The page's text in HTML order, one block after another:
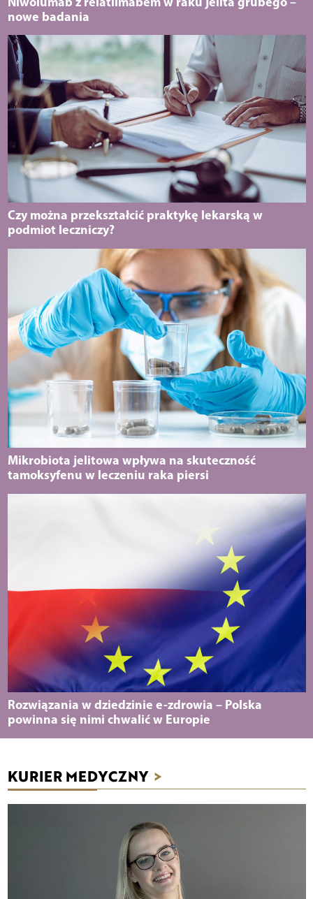
nowe badania
Czy można przekształcić praktykę lekarską w
podmiot leczniczy?
Mikrobiota jelitowa wpływa na skuteczność
tamoksyfenu w leczeniu raka piersi
Rozwiązania w dziedzinie e-zdrowia – Polska
powinna się nimi chwalić w Europie
KURIER MEDYCZNY >